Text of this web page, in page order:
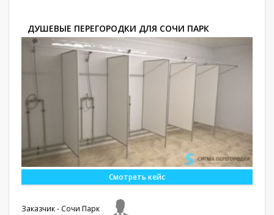
ДУШЕВЫЕ ПЕРЕГОРОДКИ ДЛЯ СОЧИ ПАРК
Смотреть кейс
Заказчик - Сочи Парк